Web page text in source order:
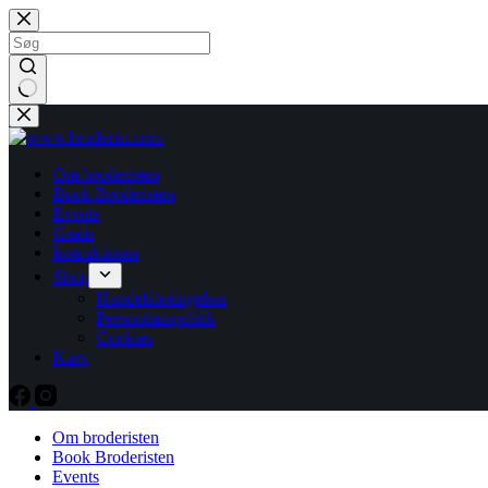
Fortsæt
til
indhold
Ingen
resultater
Om broderisten
Book Broderisten
Events
Gratis
Instruktioner
Shop
Handelsbetingelser
Persondatapolitik
Cookies
Kurv
Om broderisten
Book Broderisten
Events